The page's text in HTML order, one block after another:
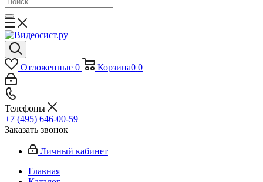
Отложенные 0 Корзина0 0
Телефоны
+7 (495) 646-00-59
Заказать звонок
Личный кабинет
Главная